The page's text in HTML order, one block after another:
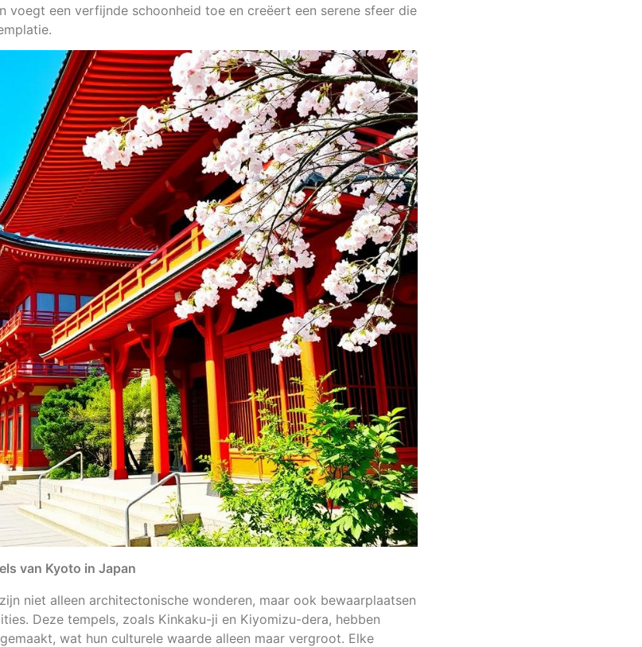
voegt een verfijnde schoonheid toe en creëert een serene sfeer die
van Kyoto in Japan
zijn niet alleen architectonische wonderen, maar ook bewaarplaatsen
Deze tempels, zoals Kinkaku-ji en Kiyomizu-dera, hebben
wat hun culturele waarde alleen maar vergroot. Elke